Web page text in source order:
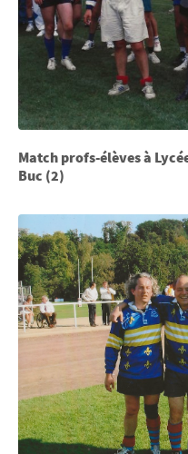
Match profs-élèves à
Buc (2)